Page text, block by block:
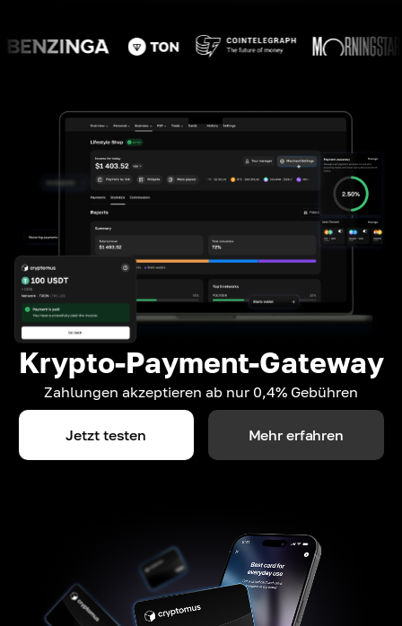
Krypto-Payment-Gateway
Zahlungen akzeptieren ab nur 0,4% Gebühren
Jetzt testen Mehr erfahren